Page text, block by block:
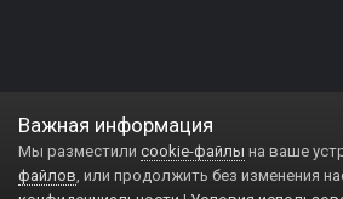
Важная информация
Мы разместили cookie-файлы на ваше
файлов, или продолжить без изменения